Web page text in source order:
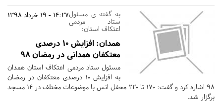
14:27 - 19 خرداد 1398به گفته ی مسئول
ستاد مردمی
اعتکاف استان:
همدان:
افزایش ۱۰ درصدی
معتکفان همدانی در رمضان ۹۸
مسئول ستاد مردمی اعتکاف استان همدان
به افزایش ۱۰ درصدی معتکفان در رمضان
۹۸ اشاره کرد و گفت: ۱۷۰ تا ۲۲۰ محفل انس با موضوعات مختلف در ۱۴ مسجد
برگزار شد.